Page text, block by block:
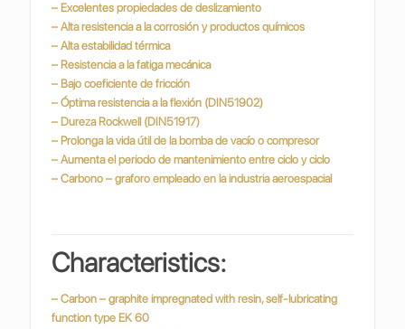
– Excelentes propiedades de deslizamiento
– Alta resistencia a la corrosión y productos químicos
– Alta estabilidad térmica
– Resistencia a la fatiga mecánica
– Bajo coeficiente de fricción
– Óptima resistencia a la flexión (DIN51902)
– Dureza Rockwell (DIN51917)
– Prolonga la vida útil de la bomba de vacío o compresor
– Aumenta el periodo de mantenimiento entre ciclo y ciclo
– Carbono – graforo empleado en la industriaaeroespacial
Characteristics:
– Carbon – graphite impregnated with resin, self-lubricating
function type EK 60